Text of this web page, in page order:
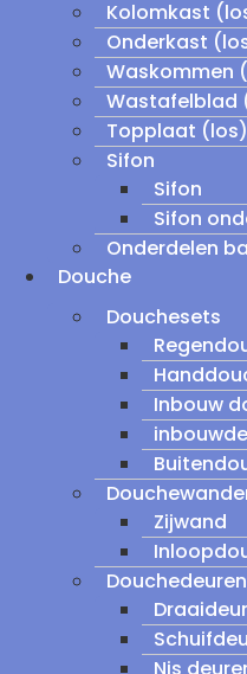
Kolomkast
Onderkast
Waskommen
Wastafelblad
Topplaat (los)
Sifon
Sifon
Sifon
Onderdelen
Douche
Douchesets
Inbouw
Zijwand
Douchedeuren
Nis